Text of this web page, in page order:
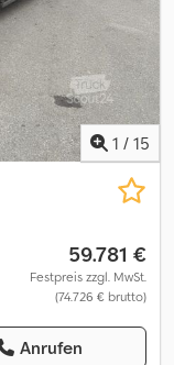
Maße und
440 x 120 x 220
Innenraum Zahl der
information on
can be found
newsletter for
1 / 15
59.781 €
Festpreis zzgl. MwSt.
(74.726 € brutto)
Anrufen